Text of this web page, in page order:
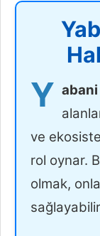
Y
ve
rol oynar.
olmak,